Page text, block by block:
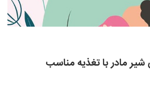
شیر مادر با تغذیه مناسب